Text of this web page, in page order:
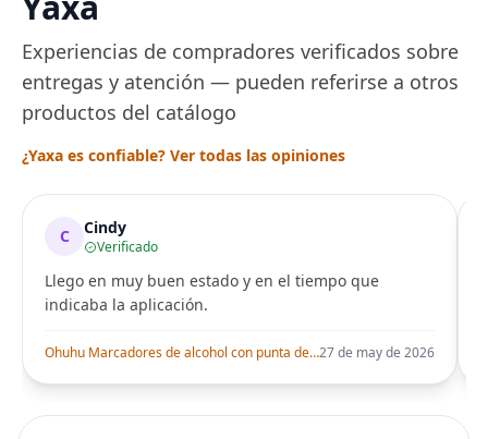
Experiencias de compradores verificados sobre
entregas y atención — pueden referirse a otros
productos del catálogo
¿Yaxa es confiable? Ver todas las opiniones
C Cindy
Verificado
Llego en muy buen estado y en el tiempo que
indicaba la aplicación.
Ohuhu Marcadores de alcohol con punta de pincel – Juego de marcadores artísticos de doble punta con certificación AP para artistas adultos27 de may de 2026